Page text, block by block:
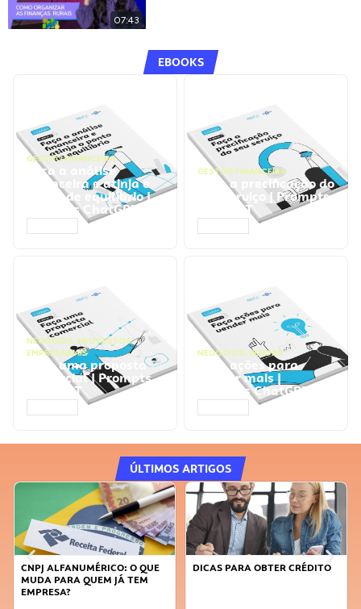
07:43
EBOOKS
GESTÃO FINANCEIRA
Faça a análise
financeira e atinja o
ponto de equilíbrio |
Prompts ChatGPT
GESTÃO FINANCEIRA
Faça a precificação do
seu serviço | Prompts
ChatGPT
NEGÓCIOS, PROCESSOS
EMPRESARIAIS
Faça uma proposta
comercial | Prompts
ChatGPT
NEGÓCIOS, VENDAS
Faça ações para
vender mais |
Prompts ChatGPT
ÚLTIMOS ARTIGOS
CNPJ ALFANUMÉRICO: O QUE
MUDA PARA QUEM JÁ TEM
EMPRESA?
DICAS PARA OBTER CRÉDITO